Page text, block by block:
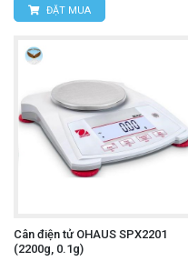
ĐẶT MUA
Cân điện tử OHAUS SPX2201
(2200g, 0.1g)